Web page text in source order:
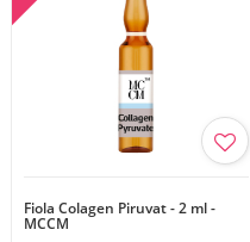
Fiola Colagen Piruvat - 2 ml -
MCCM